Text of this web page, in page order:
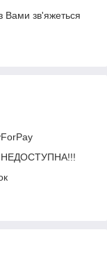
Вами зв'яжеться
НЕДОСТУПНА!!!